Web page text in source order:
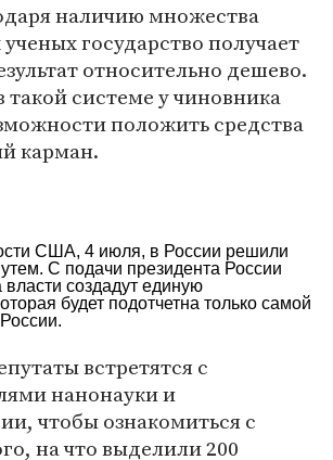
наличию множества
государство получает
относительно дешево.
такой системе у чиновника
положить средства
карман.
США, 4 июля, в России решили
С подачи президента России
создадут единую
будет подотчетна только самой
встретятся с
нанонауки и
чтобы ознакомиться с
на что выделили 200